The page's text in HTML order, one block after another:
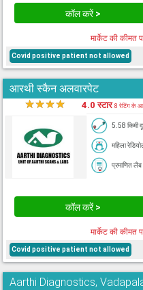
कॉल करें >
मार्केट की कीमत
Covid positive patient not allowed
आरथी स्कैन अलवारपेट
★★★★ 4.0 स्टार8 रेटिंग के
5.58 किमी
महिला
प्रमाणित लैब
कॉल करें >
मार्केट की कीमत
Covid positive patient not allowed
Aarthi Diagnostics,